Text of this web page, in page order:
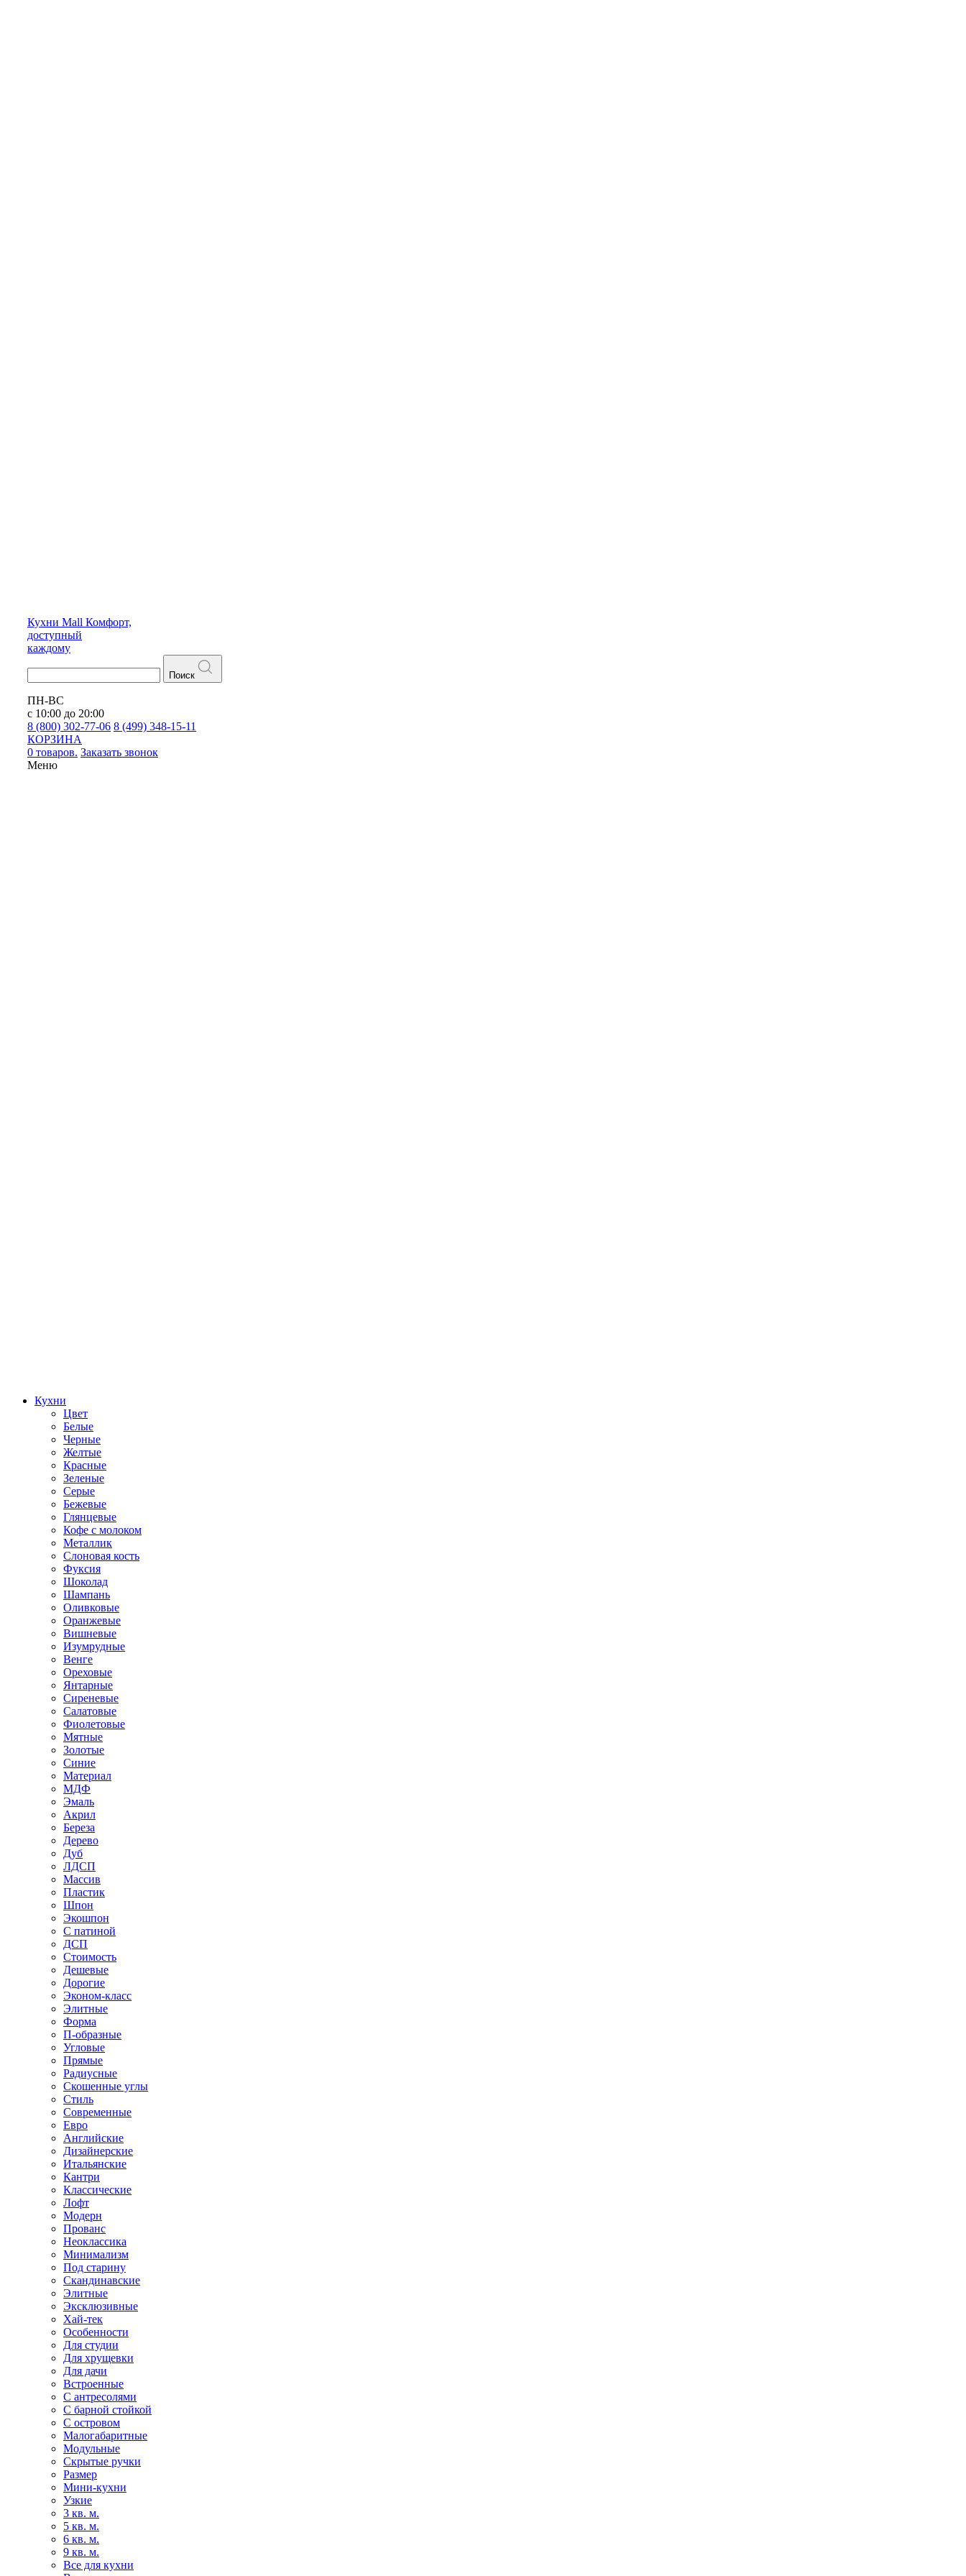
Кухни Mall Комфорт,
доступный
каждому
Поиск
ПН-ВС
с 10:00 до 20:00
8 (800) 302-77-06 8 (499) 348-15-11
КОРЗИНА
0 товаров. Заказать звонок
Меню
Кухни
Цвет
Белые
Черные
Желтые
Красные
Зеленые
Серые
Бежевые
Глянцевые
Кофе с молоком
Металлик
Слоновая кость
Фуксия
Шоколад
Шампань
Оливковые
Оранжевые
Вишневые
Изумрудные
Венге
Ореховые
Янтарные
Сиреневые
Салатовые
Фиолетовые
Мятные
Золотые
Синие
Материал
МДФ
Эмаль
Акрил
Береза
Дерево
Дуб
ЛДСП
Массив
Пластик
Шпон
Экошпон
С патиной
ДСП
Стоимость
Дешевые
Дорогие
Эконом-класс
Элитные
Форма
П-образные
Угловые
Прямые
Радиусные
Скошенные углы
Стиль
Современные
Евро
Английские
Дизайнерские
Итальянские
Кантри
Классические
Лофт
Модерн
Прованс
Неоклассика
Минимализм
Под старину
Скандинавские
Элитные
Эксклюзивные
Хай-тек
Особенности
Для студии
Для хрущевки
Для дачи
Встроенные
С антресолями
С барной стойкой
С островом
Малогабаритные
Модульные
Скрытые ручки
Размер
Мини-кухни
Узкие
3 кв. м.
5 кв. м.
6 кв. м.
9 кв. м.
Все для кухни